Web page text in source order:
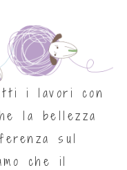
i lavori con
la bellezza
sul
che il